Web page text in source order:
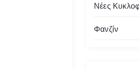
Νέες
Φανζίν